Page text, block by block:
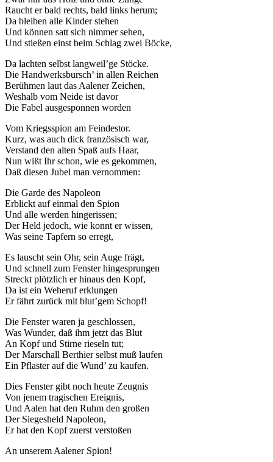
Raucht er bald rechts, bald links herum;
Da bleiben alle Kinder stehen
Und können satt sich nimmer sehen,
Und stießen einst beim Schlag zwei Böcke,
Da lachten selbst langweil’ge Stöcke.
Die Handwerksbursch’ in allen Reichen
Berühmen laut das Aalener Zeichen,
Weshalb vom Neide ist davor
Die Fabel ausgesponnen worden
Vom Kriegsspion am Feindestor.
Kurz, was auch dick französisch war,
Verstand den alten Spaß aufs Haar,
Nun wißt Ihr schon, wie es gekommen,
Daß diesen Jubel man vernommen:
Die Garde des Napoleon
Erblickt auf einmal den Spion
Und alle werden hingerissen;
Der Held jedoch, wie konnt er wissen,
Was seine Tapfern so erregt,
Es lauscht sein Ohr, sein Auge frägt,
Und schnell zum Fenster hingesprungen
Streckt plötzlich er hinaus den Kopf,
Da ist ein Weheruf erklungen
Er fährt zurück mit blut’gem Schopf!
Die Fenster waren ja geschlossen,
Was Wunder, daß ihm jetzt das Blut
An Kopf und Stirne rieseln tut;
Der Marschall Berthier selbst muß laufen
Ein Pflaster auf die Wund’ zu kaufen.
Dies Fenster gibt noch heute Zeugnis
Von jenem tragischen Ereignis,
Und Aalen hat den Ruhm den großen
Der Siegesheld Napoleon,
Er hat den Kopf zuerst verstoßen
An unserem Aalener Spion!